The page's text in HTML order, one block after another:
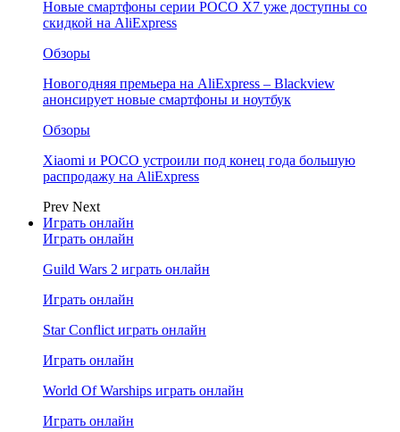
Новые смартфоны серии POCO X7 уже доступны со
скидкой на AliExpress
Обзоры
Новогодняя премьера на AliExpress – Blackview
анонсирует новые смартфоны и ноутбук
Обзоры
Xiaomi и POCO устроили под конец года большую
распродажу на AliExpress
Prev Next
Играть онлайн
Играть онлайн
Guild Wars 2 играть онлайн
Играть онлайн
Star Conflict играть онлайн
Играть онлайн
World Of Warships играть онлайн
Играть онлайн